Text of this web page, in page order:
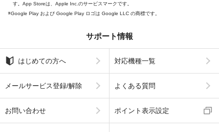
す。App Storeは、Apple Inc.のサービスマークです。
Google Play および Google Play ロゴは Google LLC の商標です。
サポート情報
はじめての方へ 対応機種一覧
メールサービス登録/解除 よくある質問
お問い合わせ ポイント表示設定